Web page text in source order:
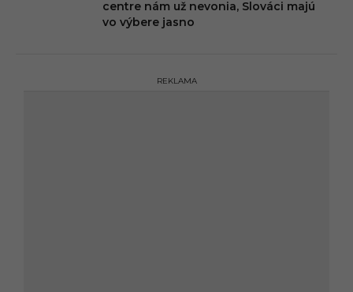
centre nám už nevonia, Slováci majú
vo výbere jasno
REKLAMA